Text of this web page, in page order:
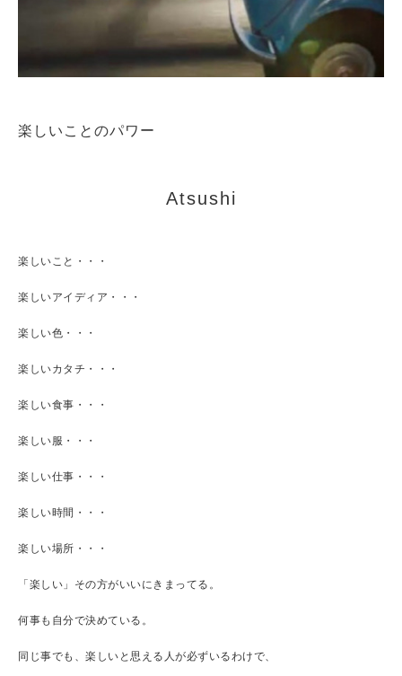
楽しいことのパワー
Atsushi
楽しいこと・・・
楽しいアイディア・・・
楽しい色・・・
楽しいカタチ・・・
楽しい食事・・・
楽しい服・・・
楽しい仕事・・・
楽しい時間・・・
楽しい場所・・・
「楽しい」その方がいいにきまってる。
何事も自分で決めている。
同じ事でも、楽しいと思える人が必ずいるわけで、